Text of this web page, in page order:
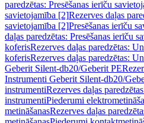
paredzētas: Presēšanas ierīču
savietojamība [2]Rezerves daļas
savietojamība [2]Presēšanas ierīču
daļas paredzētas: Presēšanas ierīču
koferisRezerves daļas paredzētas:
koferisRezerves daļas paredzētas:
Geberit Silent-db20/Geberit PE
Instrumenti Geberit Silent-db20/
instrumentiRezerves daļas
instrumentiPiederumi
metināšanasRezerves daļas